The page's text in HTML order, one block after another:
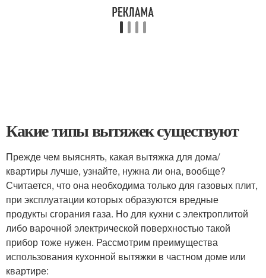
Какие типы вытяжек существуют
Прежде чем выяснять, какая вытяжка для дома/
квартиры лучше, узнайте, нужна ли она, вообще?
Считается, что она необходима только для газовых плит,
при эксплуатации которых образуются вредные
продукты сгорания газа. Но для кухни с электроплитой
либо варочной электрической поверхностью такой
прибор тоже нужен. Рассмотрим преимущества
использования кухонной вытяжки в частном доме или
квартире: